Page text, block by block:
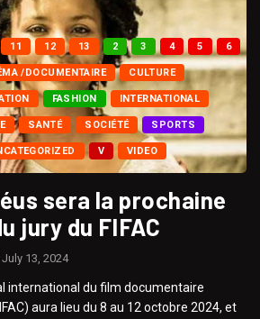
11 12 13 2 3 4 5 6
/DOCUMENTAIRE CULTURE
FASHION INTERNATIONAL
SANTÉ SOCIÉTÉ SPORTS
V VIDEO
sera la prochaine
jury du FIFAC
July 13, 2024
international du film documentaire
aura lieu du 8 au 12 octobre 2024, et